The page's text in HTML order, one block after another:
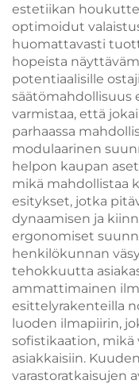
estetiikan
optimoidut
huomattavasti
hopeista
potentiaalisille
säätömahdollisuus
varmistaa, että
parhaassa
modulaarinen
helpon kaupan
mikä mahdollistaa
esitykset, jotka
dynaamisen ja
ergonomiset
henkilökunnan
tehokkuutta
ammattimainen
esittelyrakenteilla
luoden ilmapiirin,
sofistikaation, mikä
asiakkaisiin.
varastoratkaisujen